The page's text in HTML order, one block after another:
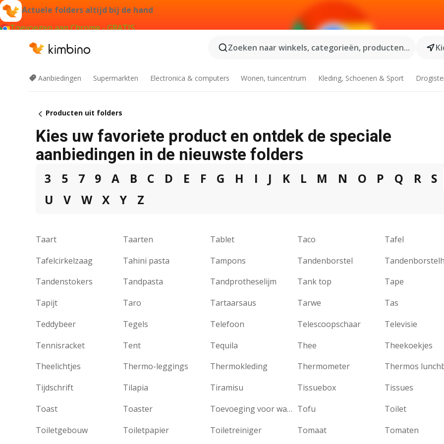
Actuele folders altijd bij de hand
Toevoegen aan Chrome - GRATIS
Zoeken naar winkels, categorieën, producten...
Aanbiedingen Supermarkten Electronica & computers Wonen, tuincentrum Kleding, Schoenen & Sport
Producten uit folders
Kies uw favoriete product en ontdek de speciale
aanbiedingen in de nieuwste folders
3 5 7 9 A B C D E F G H I J K L M N O P Q R S
U
V W X Y Z
Taart Taarten Tablet Taco
Tafel
Tafelcirkelzaag
Tahini pasta Tampons Tandenborstel
Tandenstokers
Tandpasta Tandprotheselijm Tank top
Tape
Tapijt
Taro Tartaarsaus Tarwe
Tas
Teddybeer
Tegels Telefoon Telescoopschaar
Televisie
Tennisracket
Tent Tequila Thee
Theekoekjes
Theelichtjes
Thermo-leggings Thermokleding Thermometer
Thermos
Tijdschrift
Tilapia Tiramisu Tissuebox
Tissues
Toast
Toaster Toevoeging voor wasmiddel Tofu
Toilet
Toiletgebouw
Toiletpapier Toiletreiniger Tomaat
Tomaten